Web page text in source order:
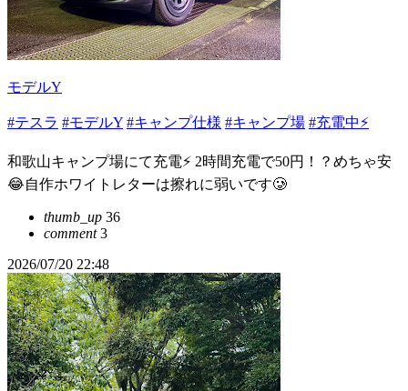
モデルY
#テスラ #モデルY #キャンプ仕様 #キャンプ場 #充電中⚡
和歌山キャンプ場にて充電⚡️ 2時間充電で50円！？めちゃ安
😂自作ホワイトレターは擦れに弱いです🥲
thumb_up 36
comment3
2026/07/20 22:48